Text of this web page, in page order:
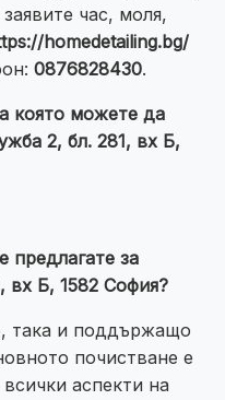
час, моля,
homedetailing.bg/
0876828430.
която можете да
2, бл. 281, вх Б,
предлагате за
вх Б, 1582 София?
така и поддържащо
почистване е
аспекти на